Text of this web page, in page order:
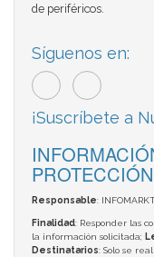
de periféricos.
Síguenos en:
¡Suscríbete a
Responsable: INFOMARKT
Finalidad: Responder las
la información solicitada;
Destinatarios: Solo se